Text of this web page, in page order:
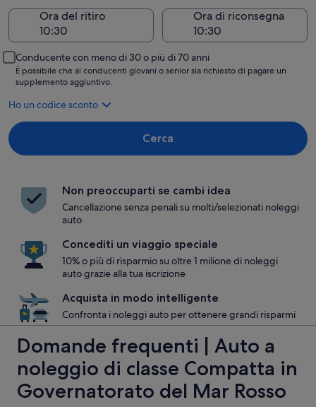
Ora del ritiro
Ora di riconsegna
Conducente con meno di 30 o più di 70 anni
È possibile che ai conducenti giovani o senior sia richiesto di pagare un
supplemento aggiuntivo.
Ho un codice sconto
Cerca
Non preoccuparti se cambi idea
Cancellazione senza penali su molti/selezionati noleggi
auto
Concediti un viaggio speciale
10% o più di risparmio su oltre 1 milione di noleggi
auto grazie alla tua iscrizione
Acquista in modo intelligente
Confronta i noleggi auto per ottenere grandi risparmi
Domande frequenti | Auto a
noleggio di classe Compatta in
Governatorato del Mar Rosso